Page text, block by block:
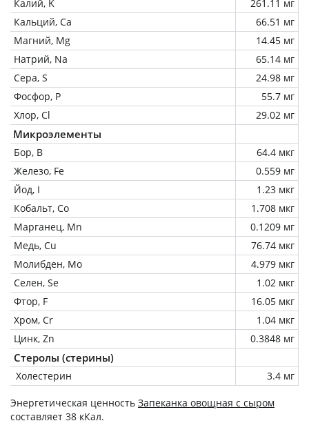
Калий, K
261.11 мг
Кальций, Ca
66.51 мг
Магний, Mg
14.45 мг
Натрий, Na
65.14 мг
Сера, S
24.98 мг
Фосфор, P
55.7 мг
Хлор, Cl
29.02 мг
Микроэлементы
Бор, B
64.4 мкг
Железо, Fe
0.559 мг
Йод, I
1.23 мкг
Кобальт, Co
1.708 мкг
Марганец, Mn
0.1209 мг
Медь, Cu
76.74 мкг
Молибден, Mo
4.979 мкг
Селен, Se
1.02 мкг
Фтор, F
16.05 мкг
Хром, Cr
1.04 мкг
Цинк, Zn
0.3848 мг
Стеролы (стерины)
Холестерин 3.4 мг
Энергетическая ценность Запеканка овощная с сыром
составляет 38 кКал.